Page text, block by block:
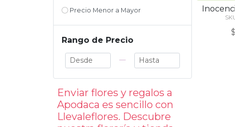
Precio Menor a Mayor
Rango de Precio
—
Enviar flores y regalos a
Apodaca es sencillo con
Llevaleflores. Descubre